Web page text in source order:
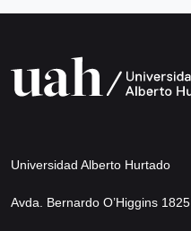
Universidad Alberto Hurtado
Avda. Bernardo O’Higgins 1825